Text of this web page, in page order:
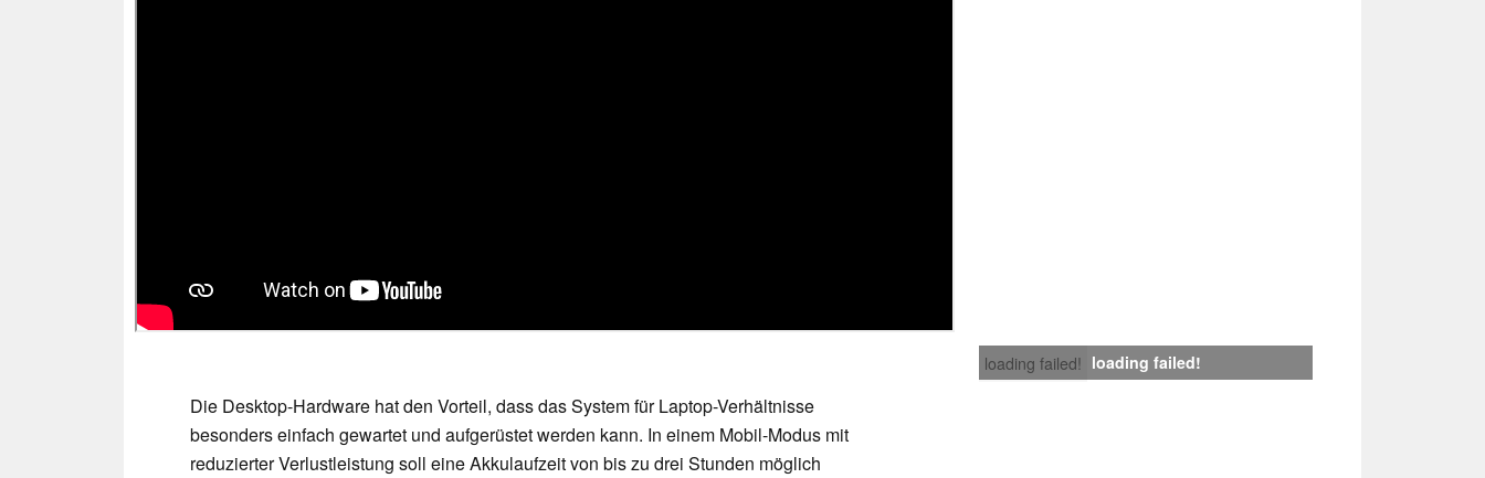
loading failed! loading failed!
Die Desktop-Hardware hat den Vorteil, dass das System für Laptop-Verhältnisse
besonders einfach gewartet und aufgerüstet werden kann. In einem Mobil-Modus mit
reduzierter Verlustleistung soll eine Akkulaufzeit von bis zu drei Stunden möglich